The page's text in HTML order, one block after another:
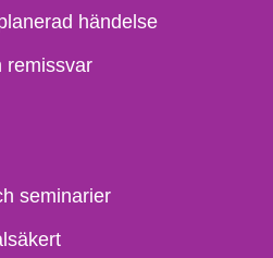
händelse
remissvar
seminarier